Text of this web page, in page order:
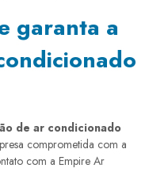
garanta a
de ar condicionado
comprometida com a
com a Empire Ar